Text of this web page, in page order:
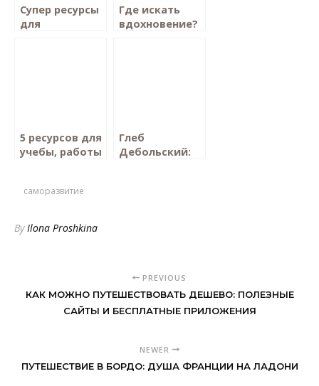
Супер ресурсы
для
Где искать
вдохновение?
5 ресурсов для
учебы, работы
Глеб
Дебольский:
саморазвитие
ByIlona Proshkina
PREVIOUS
КАК МОЖНО ПУТЕШЕСТВОВАТЬ ДЕШЕВО: ПОЛЕЗНЫЕ
САЙТЫ И БЕСПЛАТНЫЕ ПРИЛОЖЕНИЯ
NEWER
ПУТЕШЕСТВИЕ В БОРДО: ДУША ФРАНЦИИ НА ЛАДОНИ